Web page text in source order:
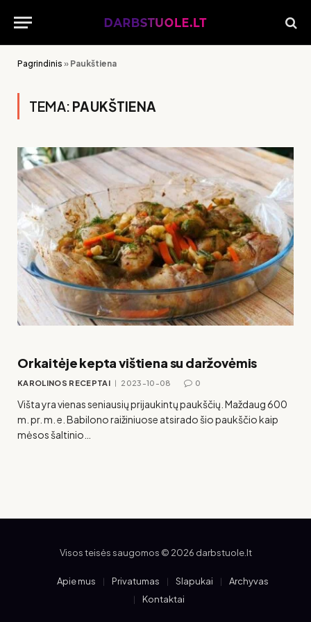
Pagrindinis » Paukštiena
TEMA: PAUKŠTIENA
Orkaitėje kepta vištiena su daržovėmis
KAROLINOS RECEPTAI 2023-10-08 0
Višta yra vienas seniausių prijaukintų paukščių. Maždaug 600
m. pr. m. e. Babilono raižiniuose atsirado šio paukščio kaip
mėsos šaltinio…
Visos teisės saugomos © 2026 darbstuole.lt
Apie mus Privatumas Slapukai
Archyvas
Kontaktai